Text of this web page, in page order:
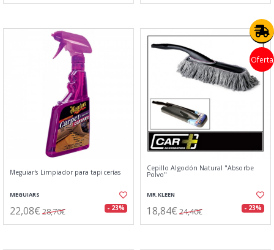
Meguiar's Limpiador para tapicerías
MEGUIARS
22,08€ 28,70€ - 23%
Oferta
Cepillo Algodón Natural "Absorbe
Polvo"
MR.KLEEN
18,84€ 24,40€ - 23%